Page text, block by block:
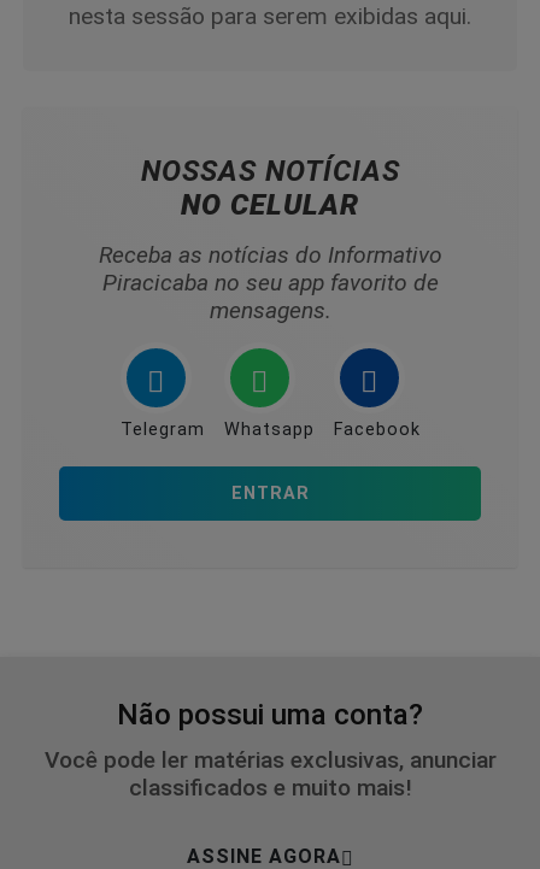
nesta sessão para serem exibidas aqui.
NOSSAS NOTÍCIAS
NO CELULAR
Receba as notícias do Informativo
Piracicaba no seu app favorito de
mensagens.
Telegram Whatsapp Facebook
ENTRAR
Não possui uma conta?
Você pode ler matérias exclusivas, anunciar
classificados e muito mais!
ASSINE AGORA